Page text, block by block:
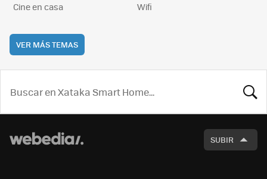
Cine en casa
Wifi
VER MÁS TEMAS
SUBIR